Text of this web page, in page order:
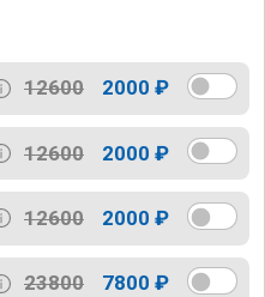
12600 2000 ₽
12600 2000 ₽
12600 2000 ₽
23800 7800 ₽